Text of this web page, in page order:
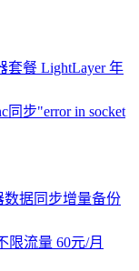
套餐 LightLayer 年
同步"error in socket
数据同步增量备份
限流量 60元/月